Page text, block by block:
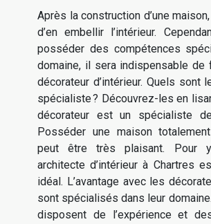
Après la construction d’une
d’en embellir l’intérieur.
posséder des compétences
domaine, il sera indispensable de
décorateur d’intérieur. Quels sont
spécialiste ? Découvrez-les en
décorateur est un spécialiste
Posséder une maison
peut être très plaisant. Pour
architecte d’intérieur à Chartres
idéal. L’avantage avec les
sont spécialisés dans leur
disposent de l’expérience et